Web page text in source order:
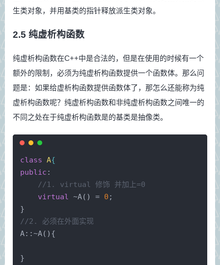
生类对象，并用基类的指针释放派生类对象。
2.5 纯虚析构函数
纯虚析构函数在C++中是合法的，但是在使用的时候有一个
额外的限制，必须为纯虚析构函数提供一个函数体。那么问
题是：如果给虚析构函数提供函数体了，那怎么还能称为纯
虚析构函数呢？纯虚析构函数和非纯虚析构函数之间唯一的
不同之处在于纯虚析构函数是的基类是抽像类。
class A{
public :
//1. virtual 修饰 并加上=0
virtual
~A() = 0 ;
}
//2. 必须在外面实现
A::~A(){
}